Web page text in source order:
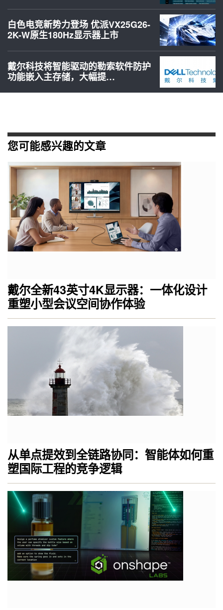
白色电竞新势力登场 优派VX25G26-
2K-W原生180Hz显示器上市
戴尔科技将智能驱动的勒索软件防护
功能嵌入主存储，大幅提…
您可能感兴趣的文章
戴尔全新43英寸4K显示器：一体化设计
重塑小型会议空间协作体验
从单点提效到全链路协同：智能体如何重
塑国际工程的竞争逻辑